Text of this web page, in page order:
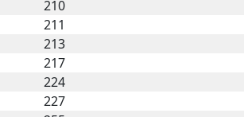
210
211
213
217
224
227